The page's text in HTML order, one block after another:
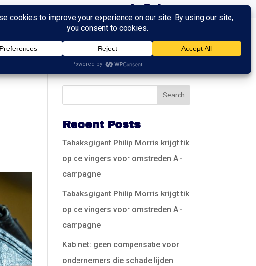
Recent Posts
Tabaksgigant Philip Morris krijgt tik
op de vingers voor omstreden AI-
campagne
Tabaksgigant Philip Morris krijgt tik
op de vingers voor omstreden AI-
campagne
Kabinet: geen compensatie voor
ondernemers die schade lijden